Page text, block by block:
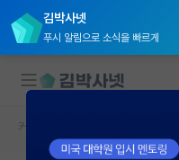
김박사넷
푸시 알림으로 소식을 빠르게
대학원생 모집
커뮤니티 홈